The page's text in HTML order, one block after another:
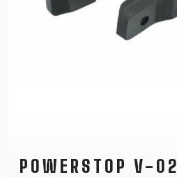
POWERSTOP V-02